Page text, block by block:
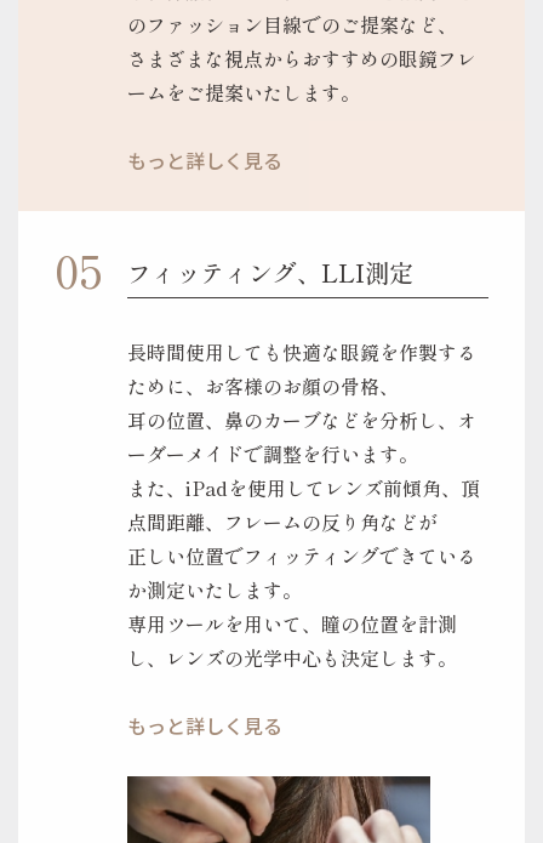
のファッション目線でのご提案など、
さまざまな視点からおすすめの眼鏡フレ
ームをご提案いたします。
もっと詳しく見る
フィッティング、LLI測定
長時間使用しても快適な眼鏡を作製する
ために、お客様のお顔の骨格、
耳の位置、鼻のカーブなどを分析し、オ
ーダーメイドで調整を行います。
また、iPadを使用してレンズ前傾角、頂
点間距離、フレームの反り角などが
正しい位置でフィッティングできている
か測定いたします。
専用ツールを用いて、瞳の位置を計測
し、レンズの光学中心も決定します。
もっと詳しく見る